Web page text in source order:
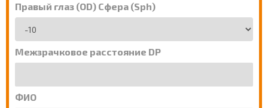
Правый глаз (OD) Сфера (Sph)
Межзрачковое расстояние DP
ФИО